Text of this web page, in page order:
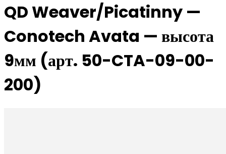
QD Weaver/Picatinny —
Conotech Avata — высота
9мм (арт. 50-CTA-09-00-
200)